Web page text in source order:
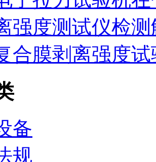
强度测试仪检
合膜剥离强度
备
规